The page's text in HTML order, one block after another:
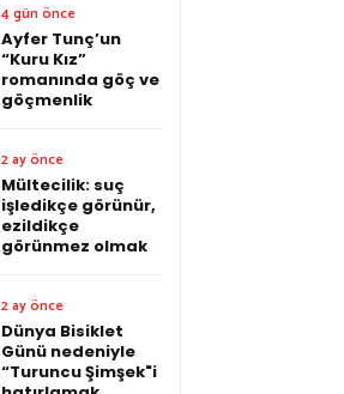
4 gün önce
Ayfer Tunç’un
“Kuru Kız”
romanında göç ve
göçmenlik
2 ay önce
Mültecilik: suç
işledikçe görünür,
ezildikçe
görünmez olmak
2 ay önce
Dünya Bisiklet
Günü nedeniyle
“Turuncu Şimşek"i